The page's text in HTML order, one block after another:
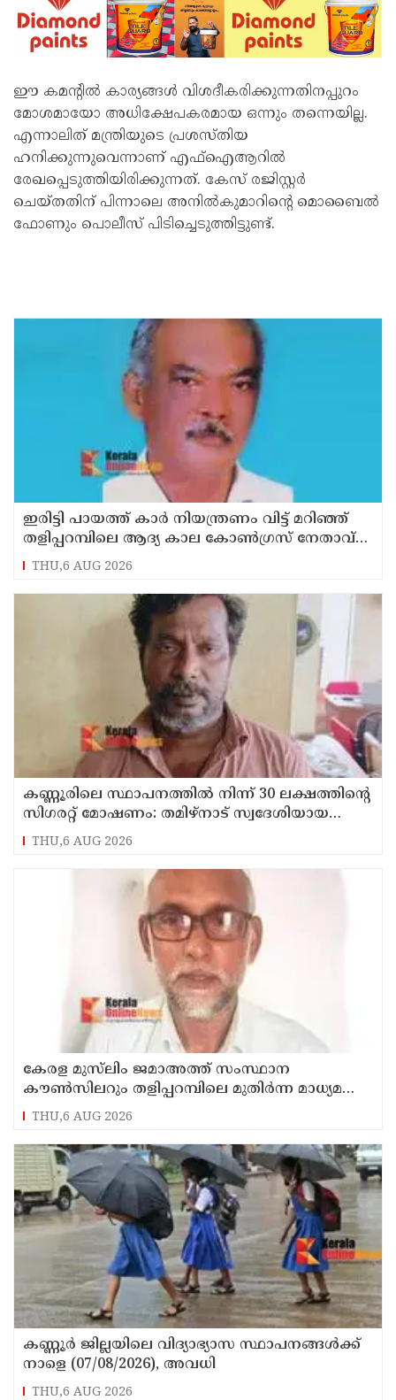
ഈ കമന്‍റിൽ കാര്യങ്ങൾ വിശദീകരിക്കുന്നതിനപ്പുറം
മോശമായോ അധിക്ഷേപകരമായ ഒന്നും തന്നെയില്ല.
എന്നാലിത് മന്ത്രിയുടെ പ്രശസ്തിയ
ഹനിക്കുന്നുവെന്നാണ് എഫ്ഐആറിൽ
രേഖപ്പെടുത്തിയിരിക്കുന്നത്. കേസ് രജിസ്റ്റർ
ചെയ്തതിന് പിന്നാലെ അനിൽകുമാറിന്‍റെ മൊബൈൽ
ഫോണും പൊലീസ് പിടിച്ചെടുത്തിട്ടുണ്ട്.
ഇരിട്ടി പായത്ത് കാർ നിയന്ത്രണം വിട്ട് മറിഞ്ഞ്
തളിപ്പറമ്പിലെ ആദ്യ കാല കോണ്‍ഗ്രസ് നേതാവ്
മരിച്ചു
THU,6 AUG 2026
കണ്ണൂരിലെ സ്ഥാപനത്തിൽ നിന്ന് 30 ലക്ഷത്തിന്റെ
സിഗരറ്റ് മോഷണം: തമിഴ്‌നാട് സ്വദേശിയായ
സെയിൽസ്മാൻ തെങ്കാശിയിൽ പിടിയിൽ
THU,6 AUG 2026
കേരള മുസ്‌ലിം ജമാഅത്ത് സംസ്ഥാന
കൗൺസിലറും തളിപ്പറമ്പിലെ മുതിർന്ന മാധ്യമ
പ്രവർത്തകനുമായ ബി എ അലി മൊഗ്രാൽ
നിര്യാതനായി
THU,6 AUG 2026
കണ്ണൂർ ജില്ലയിലെ വിദ്യാഭ്യാസ സ്ഥാപനങ്ങള്‍ക്ക്
നാളെ (07/08/2026), അവധി
THU,6 AUG 2026